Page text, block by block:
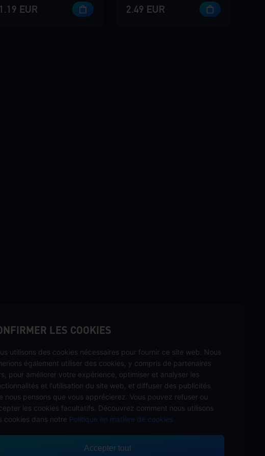
1.19 EUR 2.49 EUR
sécurité, rapidement et amusez-vous sur
les méthodes de paiement
LES COOKIES
utilisons des cookies nécessaires pour fournir ce site web. Nous
également utiliser des cookies, y compris de partenaires
pour améliorer votre expérience, optimiser et analyser les
et l'utilisation du site web, et diffuser des publicités
nous pensons que vous apprécierez. Vous pouvez refuser ou
les cookies facultatifs. Découvrez comment nous utilisons
cookies dans notre Politique en matière de cookies
Accepter tout